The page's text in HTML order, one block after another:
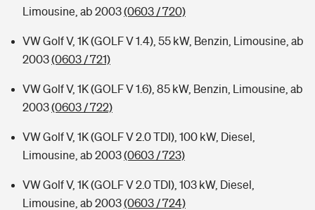
Sie haben Fragen?
Zur Übersicht
Kinderunfall-Check: Mehr Sicherheit für deine Kids
Typklassen: So ist Ihr Auto eingestuft
Sie haben Fragen?
Limousine, ab 2003(0603 / 720)
VW Golf V, 1K (GOLF V 1.4), 55 kW, Benzin, Limousine, ab
2003(0603 / 721)
VW Golf V, 1K (GOLF V 1.6), 85 kW, Benzin, Limousine, ab
2003(0603 / 722)
VW Golf V, 1K (GOLF V 2.0 TDI), 100 kW, Diesel,
Limousine, ab 2003(0603 / 723)
VW Golf V, 1K (GOLF V 2.0 TDI), 103 kW, Diesel,
Limousine, ab 2003(0603 / 724)